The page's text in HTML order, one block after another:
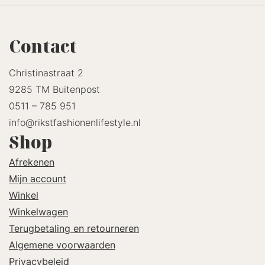
Contact
Christinastraat 2
9285 TM Buitenpost
0511 – 785 951
info@rikstfashionenlifestyle.nl
Shop
Afrekenen
Mijn account
Winkel
Winkelwagen
Terugbetaling en retourneren
Algemene voorwaarden
Privacybeleid